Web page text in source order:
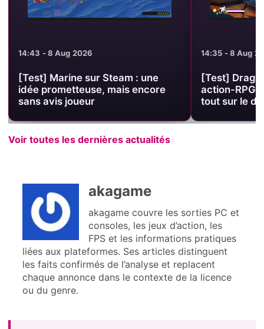
14:35 - 8 Aug 2026
[Test] Dragonhold sur Steam : un
action-RPG d’extraction qui mise
tout sur le dragon
14:26 - 8 Aug
[Test] Alice
sur PC : un
prudent
Voir toutes les dernières actualités
akagame
akagame couvre les sorties PC et
consoles, les jeux d’action, les
FPS et les informations pratiques
liées aux plateformes. Ses articles distinguent
les faits confirmés de l’analyse et replacent
chaque annonce dans le contexte de la licence
ou du genre.